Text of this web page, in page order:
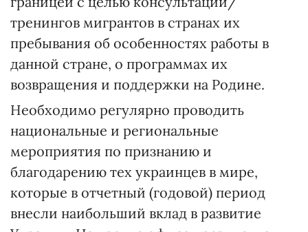
тренингов мигрантов в странах их
пребывания об особенностях работы в
данной стране, о программах их
возвращения и поддержки на Родине.
Необходимо регулярно проводить
национальные и региональные
мероприятия по признанию и
благодарению тех украинцев в мире,
которые в отчетный (годовой) период
внесли наибольший вклад в развитие